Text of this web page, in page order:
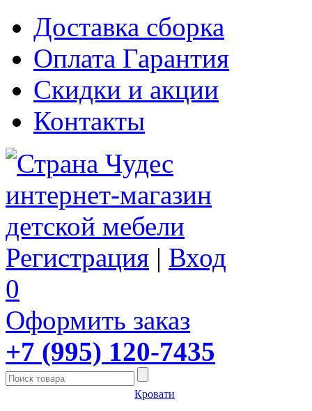
Доставка сборка
Оплата Гарантия
Скидки и акции
Контакты
Регистрация | Вход
0
Оформить заказ
+7 (995) 120-7435
Кровати